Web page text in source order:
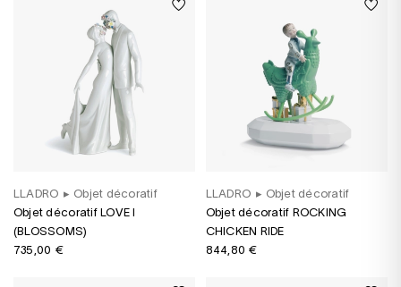
LLADRO ▸ Objet décoratif
Objet décoratif LOVE I
(BLOSSOMS)
735,00 €
LLADRO ▸ Objet décoratif
Objet décoratif ROCKING
CHICKEN RIDE
844,80 €